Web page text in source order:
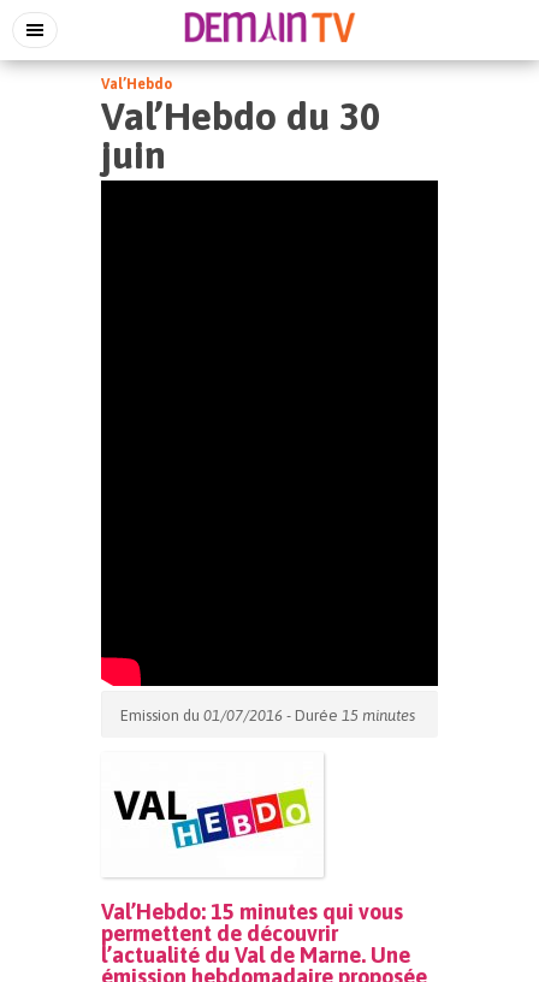
Val’Hebdo
Val’Hebdo du 30
juin
Emission du 01/07/2016 - Durée 15 minutes
Val’Hebdo: 15 minutes qui vous
permettent de découvrir
l’actualité du Val de Marne. Une
émission hebdomadaire proposée